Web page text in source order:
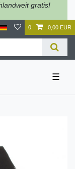
gratis!
0 0,00 EUR
☰